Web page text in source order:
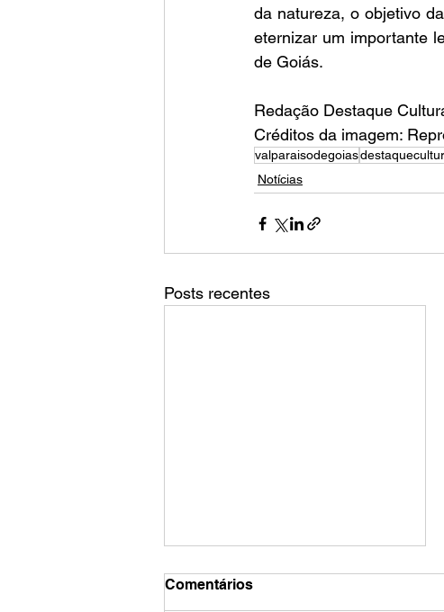
da natureza, o objetivo
eternizar um importante
de Goiás.
Redação Destaque
Créditos da imagem:
valparaisodegoias
Notícias
Posts recentes
Comentários